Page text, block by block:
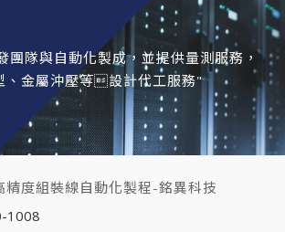
團隊與自動化製成，並提供量測服務，
、金屬沖壓等設計代工服務"
精度組裝線自動化製程-銘異科技
1008